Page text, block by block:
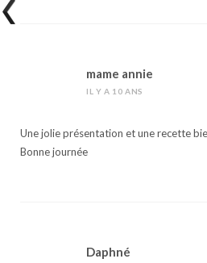
mame annie
IL Y A 10 ANS
Une jolie présentation et une recette
Bonne journée
Daphné